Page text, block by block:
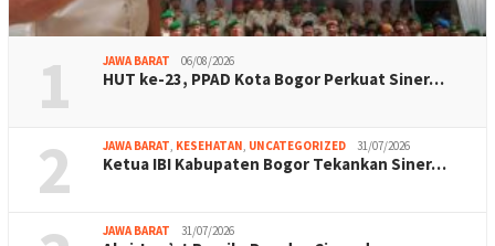
1 JAWA BARAT 06/08/2026
HUT ke-23, PPAD Kota Bogor Perkuat Siner…
2 JAWA BARAT KESEHATAN UNCATEGORIZED 31/07/2026
Ketua IBI Kabupaten Bogor Tekankan Siner…
JAWA BARAT 31/07/2026